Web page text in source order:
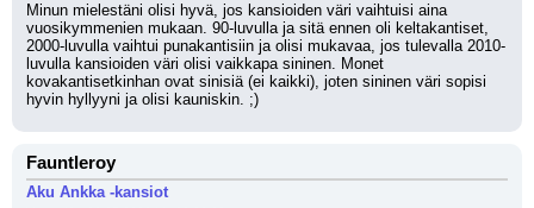
Minun mielestäni olisi hyvä, jos kansioiden väri vaihtuisi aina
vuosikymmenien mukaan. 90-luvulla ja sitä ennen oli keltakantiset,
2000-luvulla vaihtui punakantisiin ja olisi mukavaa, jos tulevalla 2010-
luvulla kansioiden väri olisi vaikkapa sininen. Monet
kovakantisetkinhan ovat sinisiä (ei kaikki), joten sininen väri sopisi
hyvin hyllyyni ja olisi kauniskin. ;)
Fauntleroy
Aku Ankka -kansiot